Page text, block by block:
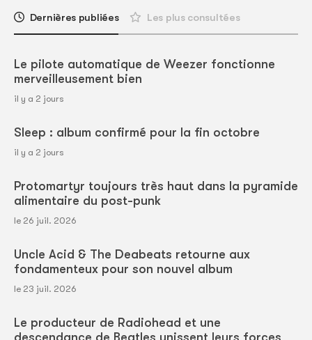
Dernières publiées Les plus consultées
Le pilote automatique de Weezer fonctionne
merveilleusement bien
il y a 2 jours
Sleep : album confirmé pour la fin octobre
il y a 2 jours
Protomartyr toujours très haut dans la pyramide
alimentaire du post-punk
le 26 juil. 2026
Uncle Acid & The Deabeats retourne aux
fondamenteux pour son nouvel album
le 23 juil. 2026
Le producteur de Radiohead et une
descendance de Beatles unissent leurs forces